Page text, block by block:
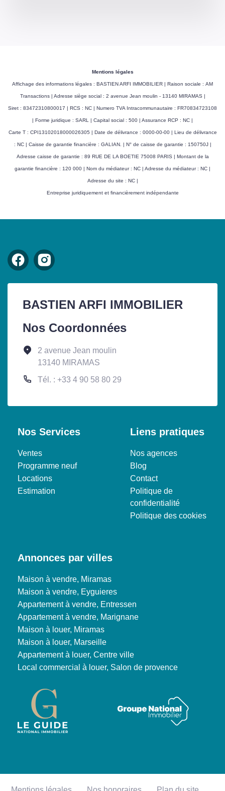
Mentions légales
Affichage des informations légales : BASTIEN ARFI IMMOBILIER | Raison sociale : AM
Transactions | Adresse siège social : 2 avenue Jean moulin - 13140 MIRAMAS |
Siret : 83472310800017 | RCS : NC | Numero TVA Intracommunautaire : FR70834723108
| Forme juridique : SARL | Capital social : 500 | Assurance RCP : NC |
Carte T : CPI13102018000026305 | Date de délivrance : 0000-00-00 | Lieu de délivrance
: NC | Caisse de garantie financière : GALIAN. | N° de caisse de garantie : 150750J |
Adresse caisse de garantie : 89 RUE DE LA BOETIE 75008 PARIS | Montant de la
garantie financière : 120 000 | Nom du médiateur : NC | Adresse du médiateur : NC |
Adresse du site : NC |
Entreprise juridiquement et financièrement indépendante
BASTIEN ARFI IMMOBILIER
Nos Coordonnées
2 avenue Jean moulin
13140 MIRAMAS
Tél. : +33 4 90 58 80 29
Nos Services
Ventes
Programme neuf
Locations
Estimation
Liens pratiques
Nos agences
Blog
Contact
Politique de
confidentialité
Politique des cookies
Annonces par villes
Maison à vendre, Miramas
Maison à vendre, Eyguieres
Appartement à vendre, Entressen
Appartement à vendre, Marignane
Maison à louer, Miramas
Maison à louer, Marseille
Appartement à louer, Centre ville
Local commercial à louer, Salon de provence